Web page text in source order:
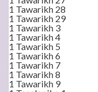
1 Tawarikh 28
1 Tawarikh 29
1 Tawarikh 3
1 Tawarikh 4
1 Tawarikh 5
1 Tawarikh 6
1 Tawarikh 7
1 Tawarikh 8
1 Tawarikh 9